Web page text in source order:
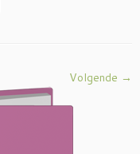
Volgende →